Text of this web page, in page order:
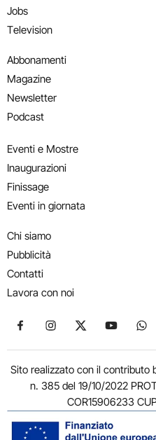
Jobs
Television
Abbonamenti
Magazine
Newsletter
Podcast
Eventi e Mostre
Inaugurazioni
Finissage
Eventi in giornata
Chi siamo
Pubblicità
Contatti
Lavora con noi
Seguici su Facebook
Seguici su Instagram
Seguici su X
Seguici
Sito realizzato con il contributo
n. 385 del 19/10/2022
COR15906233